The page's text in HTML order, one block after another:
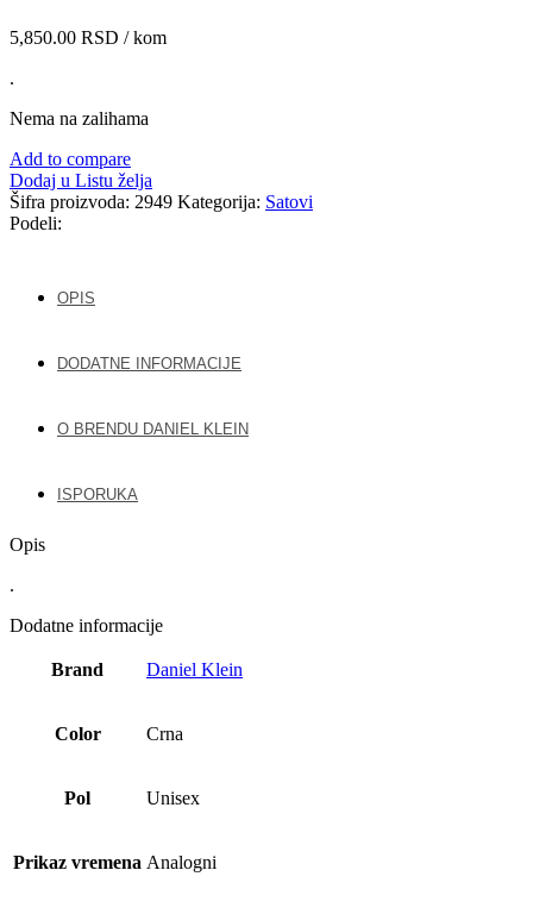
5,850.00 RSD / kom
.
Nema na zalihama
Add to compare
Dodaj u Listu želja
Šifra proizvoda: 2949 Kategorija: Satovi
Podeli:
OPIS
DODATNE INFORMACIJE
O BRENDU DANIEL KLEIN
ISPORUKA
Opis
.
Dodatne informacije
Brand Daniel Klein
Color Crna
Pol Unisex
Prikaz vremena Analogni